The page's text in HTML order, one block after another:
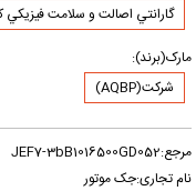
گارانتي اصالت و سلامت فيزيکي
مارک(برند):
شرکت(AQBP)
مرجع:JEF7-3bB1016500GD052
نام تجاری:جک موتور